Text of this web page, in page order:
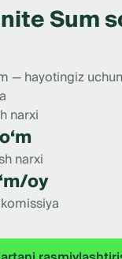
Sum
— hayotingiz
narxi
narxi
oy